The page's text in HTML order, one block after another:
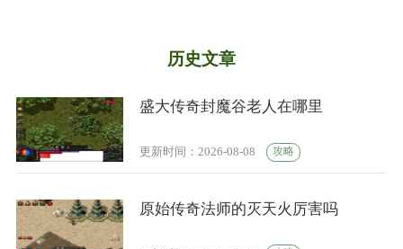
历史文章
盛大传奇封魔谷老人在哪里
更新时间：2026-08-08 攻略
原始传奇法师的灭天火厉害吗